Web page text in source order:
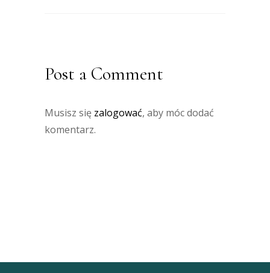
Post a Comment
Musisz się zalogować, aby móc dodać
komentarz.